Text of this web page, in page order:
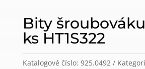
Bity
ks HT1S322
Katalogové číslo: 925.0492